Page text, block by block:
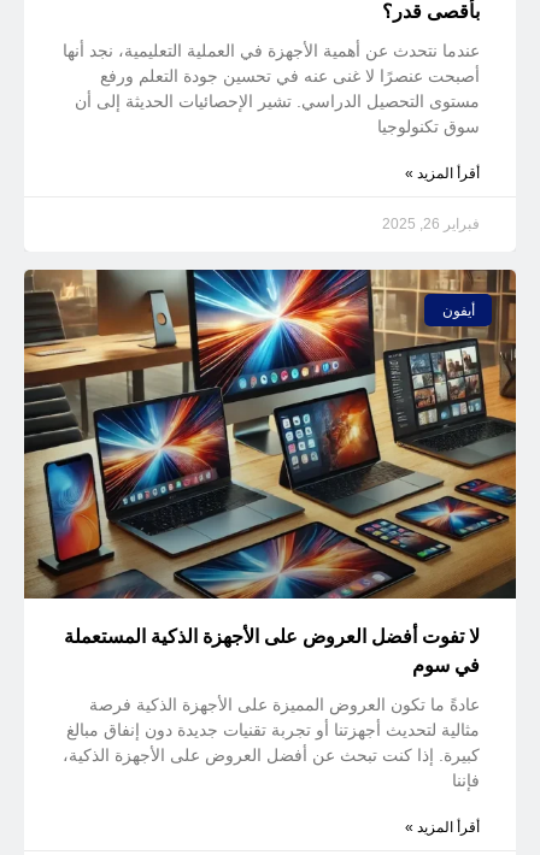
بأقصى قدر؟
عندما نتحدث عن أهمية الأجهزة في العملية التعليمية، نجد أنها
أصبحت عنصرًا لا غنى عنه في تحسين جودة التعلم ورفع
مستوى التحصيل الدراسي. تشير الإحصائيات الحديثة إلى أن
سوق تكنولوجيا
أقرأ المزيد »
فبراير 26, 2025
أيفون
لا تفوت أفضل العروض على الأجهزة الذكية المستعملة
في سوم
عادةً ما تكون العروض المميزة على الأجهزة الذكية فرصة
مثالية لتحديث أجهزتنا أو تجربة تقنيات جديدة دون إنفاق مبالغ
كبيرة. إذا كنت تبحث عن أفضل العروض على الأجهزة الذكية،
فإننا
أقرأ المزيد »